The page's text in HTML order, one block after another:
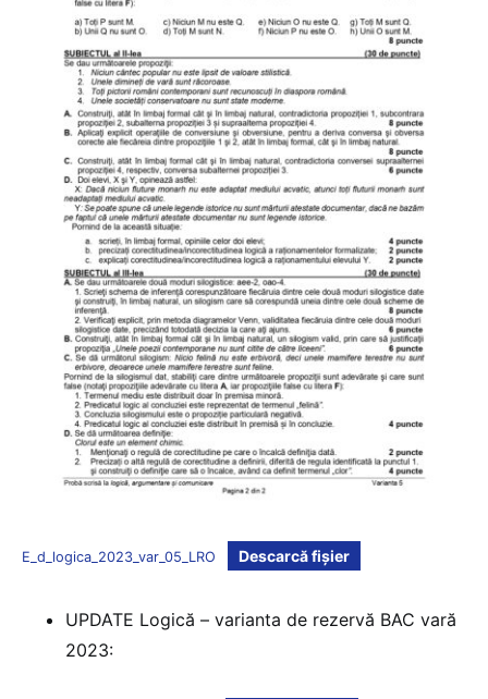
E_d_logica_2023_var_05_LRO Descarcă fișier
UPDATE Logică – varianta de rezervă BAC vară
2023: